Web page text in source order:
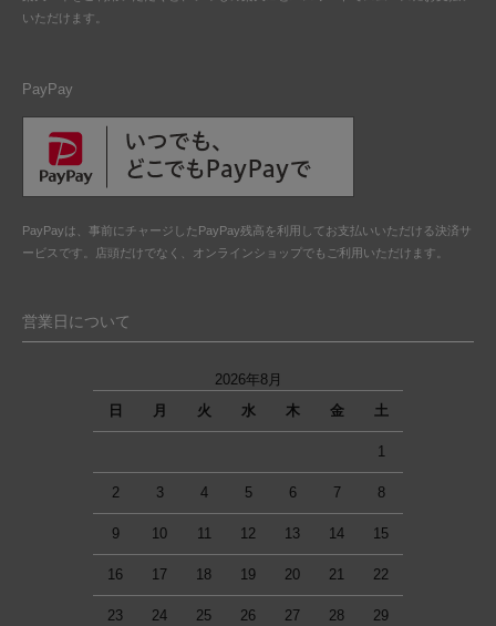
いただけます。
PayPay
PayPayは、事前にチャージしたPayPay残高を利用してお支払いいただける決済サ
ービスです。店頭だけでなく、オンラインショップでもご利用いただけます。
営業日について
2026年8月
日
月 火 水 木 金 土
1
2 3 4 5 6 7 8
9 10 11 12 13 14 15
16 17 18 19 20 21 22
23 24 25 26 27 28 29